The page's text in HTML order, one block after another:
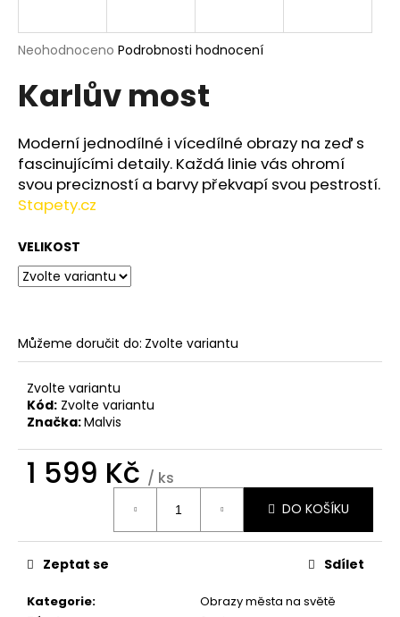
Průměrné
produktu
je
z
5
hvězdiček.
Neohodnoceno Podrobnosti hodnocení
Karlův most
Moderní jednodílné i vícedílné obrazy na zeď s
fascinujícími detaily. Každá linie vás ohromí
svou precizností a barvy překvapí svou pestrostí.
Stapety.cz
VELIKOST
Můžeme doručit do: Zvolte variantu
Zvolte variantu
Kód: Zvolte variantu
Značka:Malvis
1 599 Kč / ks
DO KOŠÍKU
Kategorie:
Obrazy města na světě
Zeptat se Sdílet
j
t
?
D
o
r
u
č
u
j
e
m
INDUSTRIÁLNÍ